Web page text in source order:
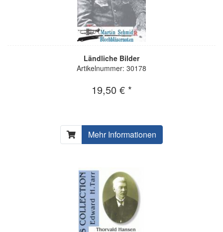
Ländliche Bilder
Artikelnummer: 30178
19,50 € *
Mehr Informationen